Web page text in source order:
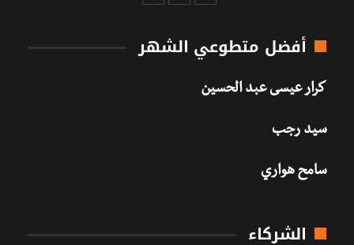
أفضل متطوعي الشهر
كرار عيسى عبد الحسين
سيد رجب
سامح هواري
الشركاء